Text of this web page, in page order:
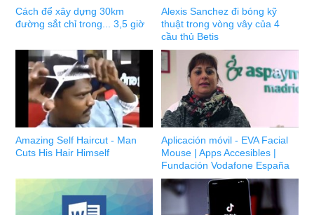
Cách để xây dựng 30km
đường sắt chỉ trong... 3,5 giờ
Alexis Sanchez đi bóng kỹ
thuật trong vòng vây của 4
cầu thủ Betis
Amazing Self Haircut - Man
Cuts His Hair Himself
Aplicación móvil - EVA Facial
Mouse | Apps Accesibles |
Fundación Vodafone España